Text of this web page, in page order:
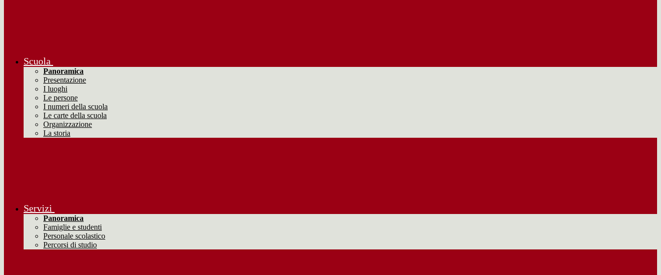
Scuola
Panoramica
Presentazione
I luoghi
Le persone
I numeri della scuola
Le carte della scuola
Organizzazione
La storia
Servizi
Panoramica
Famiglie e studenti
Personale scolastico
Percorsi di studio